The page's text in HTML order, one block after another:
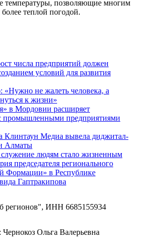
температуры, позволяющие многим
теплой погодой.
числа предприятий должен
условий для развития
«Нужно не жалеть человека, а
к жизни»
в Мордовии расширяет
промышленными предприятиями
Клинтаун Медиа вывела диджитал-
Алматы
людям стало жизненным
председателя регионального
Формации» в Республике
Гаптракипова
регионов", ИНН 6685155934
Ольга Валерьевна